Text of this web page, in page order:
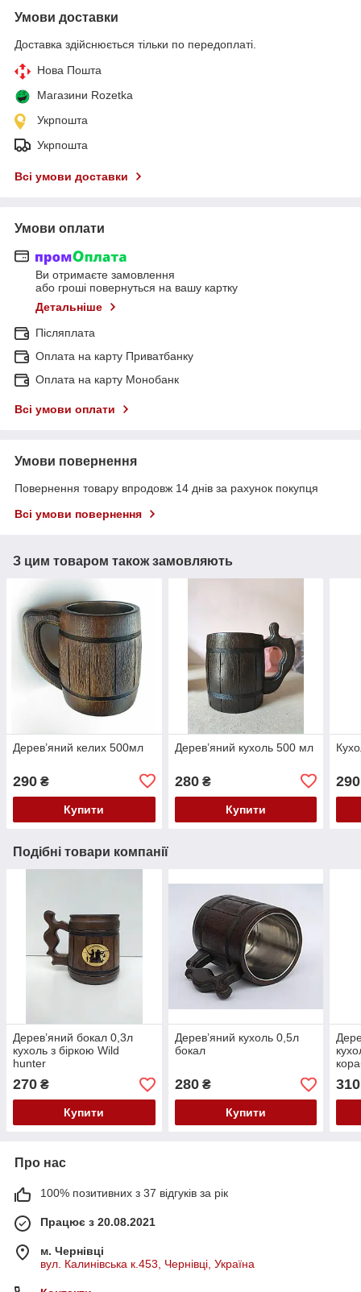
Умови доставки
Доставка здійснюється тільки по передоплаті.
Нова Пошта
Магазини Rozetka
Укрпошта
Укрпошта
Всі умови доставки
Умови оплати
Ви отримаєте замовлення
або гроші повернуться на вашу картку
Детальніше
Післяплата
Оплата на карту Приватбанку
Оплата на карту Монобанк
Всі умови оплати
Умови повернення
Повернення товару впродовж 14 днів за рахунок покупця
Всі умови повернення
З цим товаром також замовляють
Дерев’яний келих 500мл
290 ₴
Купити
Дерев’яний кухоль 500 мл
280₴
Купити
290
Подібні товари компанії
Дерев’яний бокал 0,3л
кухоль з біркою Wild
hunter
270 ₴
Купити
Дерев’яний кухоль 0,5л
бокал
280₴
Купити
310
Про нас
100% позитивних з 37 відгуків за рік
Працює з 20.08.2021
м. Чернівці
вул. Калинівська к.453, Чернівці, Україна